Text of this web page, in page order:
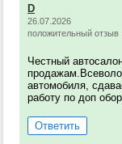
D
26.07.2026
положительный отзыв
Честный
автомобиля,
работу по доп
Ответить